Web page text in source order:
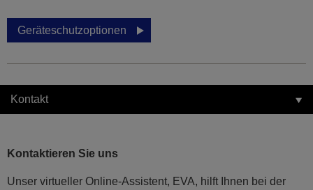
Geräteschutzoptionen
Kontakt
Kontaktieren Sie uns
Unser virtueller Online-Assistent, EVA, hilft Ihnen bei der